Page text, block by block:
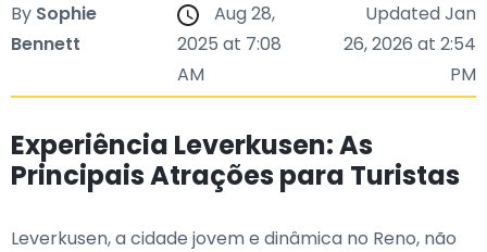
By Sophie
Bennett
Aug 28,
2025 at 7:08
AM
Updated Jan
26, 2026 at 2:54
PM
Experiência Leverkusen: As
Principais Atrações para Turistas
Leverkusen, a cidade jovem e dinâmica no Reno, não